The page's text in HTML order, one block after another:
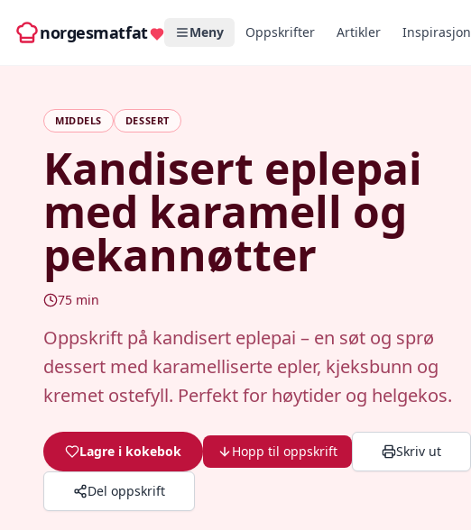
norgesmatfat Meny Oppskrifter Artikler Inspirasjon
MIDDELS DESSERT
Kandisert eplepai
med karamell og
pekannøtter
75 min
Oppskrift på kandisert eplepai – en søt og sprø
dessert med karamelliserte epler, kjeksbunn og
kremet ostefyll. Perfekt for høytider og helgekos.
Lagre i kokebok Hopp til oppskrift Skriv ut
Del oppskrift